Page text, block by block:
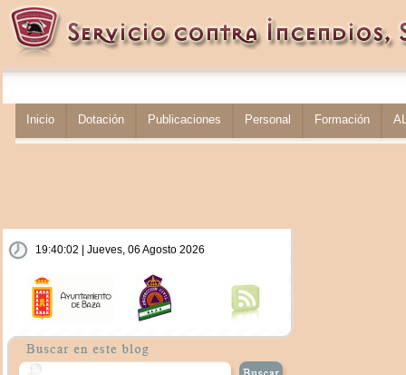
Inicio Dotación Publicaciones Personal Formación
19:40:03 | Jueves, 06 Agosto 2026